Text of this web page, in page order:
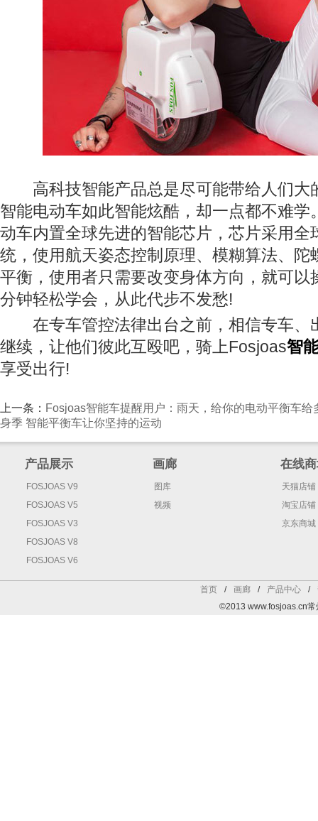
高科技智能产品总是尽可能带给人们大
智能电动车如此智能炫酷，却一点都不难学
动车内置全球先进的智能芯片，芯片采用全
统，使用航天姿态控制原理、模糊算法、陀
平衡，使用者只需要改变身体方向，就可以
分钟轻松学会，从此代步不发愁!
在专车管控法律出台之前，相信专车、
继续，让他们彼此互殴吧，骑上Fosjoas智
享受出行!
上一条： Fosjoas智能车提醒用户：雨天，给你的电动平衡车给
身季 智能平衡车让你坚持的运动
产品展示
FOSJOAS V9
FOSJOAS V5
FOSJOAS V3
FOSJOAS V8
FOSJOAS V6
画廊
图库
视频
在线
天猫店铺
淘宝店铺
京东商城
首页 / 画廊 / 产品中心 /
©2013 www.fosjoas.cn